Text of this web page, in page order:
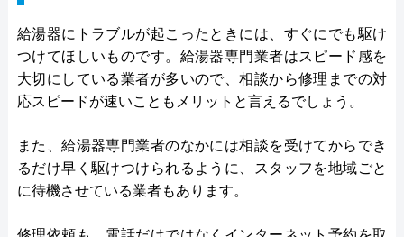
給湯器にトラブルが起こったときには、すぐにでも駆け
つけてほしいものです。給湯器専門業者はスピード感を
大切にしている業者が多いので、相談から修理までの対
応スピードが速いこともメリットと言えるでしょう。
また、給湯器専門業者のなかには相談を受けてからでき
るだけ早く駆けつけられるように、スタッフを地域ごと
に待機させている業者もあります。